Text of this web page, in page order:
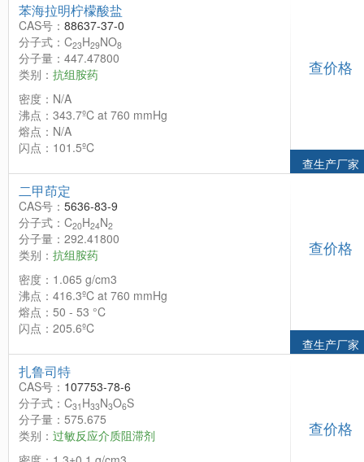
苯海拉明柠檬酸盐
CAS号： 88637-37-0
分子式：C23H29NO8
分子量：447.47800
类别： 抗组胺药
密度：N/A
沸点：343.7ºC at 760 mmHg
熔点：N/A
闪点：101.5ºC
查价格
查生产厂家
二甲茚定
CAS号： 5636-83-9
分子式：C20H24N2
分子量：292.41800
类别： 抗组胺药
密度：1.065 g/cm3
沸点：416.3ºC at 760 mmHg
熔点：50 - 53 °C
闪点：205.6ºC
查价格
查生产厂家
扎鲁司特
CAS号： 107753-78-6
分子式：C31 H33N3O6S
分子量：575.675
类别： 过敏反应介质阻滞剂
查价格